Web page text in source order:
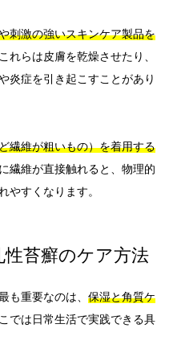
刺激の強いスキンケア製品を
れらは皮膚を乾燥させたり、
炎症を引き起こすことがあり
繊維が粗いもの）を着用する
繊維が直接触れると、物理的
やすくなります。
苔癬のケア方法
も重要なのは、 保湿と角質ケ
では日常生活で実践できる具